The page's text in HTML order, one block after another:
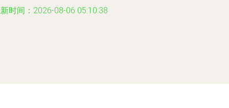
时间：2026-08-06 05:10:38